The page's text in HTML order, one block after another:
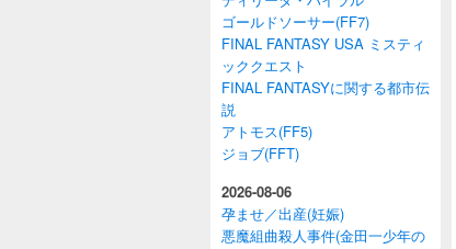
ゴールドソーサー(FF7)
FINAL FANTASY USA ミスティ
ッククエスト
FINAL FANTASYに関する都市伝
説
アトモス(FF5)
ジョブ(FFT)
2026-08-06
孕ませ／出産(妊娠)
悪魔組曲殺人事件(金田一少年の